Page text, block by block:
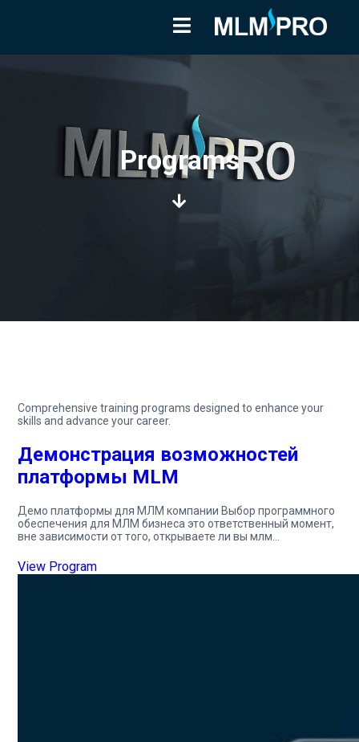
Programs
Comprehensive training programs designed to enhance your
skills and advance your career.
Демонстрация возможностей
платформы MLM
Демо платформы для МЛМ компании Выбор программного
обеспечения для МЛМ бизнеса это ответственный момент,
вне зависимости от того, открываете ли вы млм…
View Program